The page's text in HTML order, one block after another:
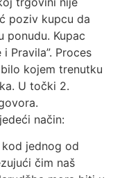
poziv kupcu da
ponudu. Kupac
Pravila”. Proces
kojem trenutku
U točki 2.
način:
jednog od
čim naš